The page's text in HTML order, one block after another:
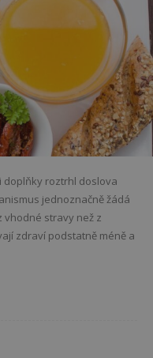
doplňky roztrhl doslova
jednoznačně žádá
vhodné stravy než z
zdraví podstatně méně a